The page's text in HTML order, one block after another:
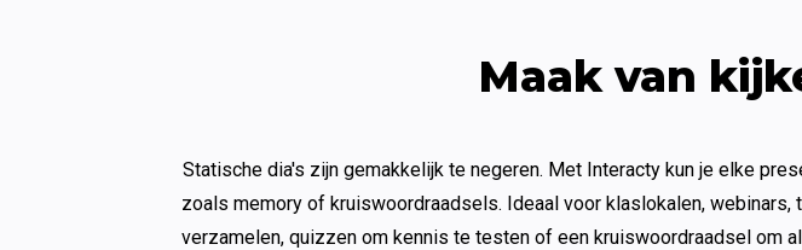
Maak van
Statische dia's zijn gemakkelijk te negeren. Met Interacty kun je elke
zoals memory of kruiswoordraadsels. Ideaal voor klaslokalen,
verzamelen, quizzen om kennis te testen of een kruiswoordraadsel om